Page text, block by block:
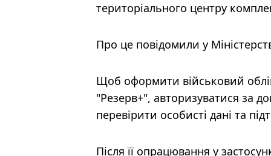
територіального центру
Про це повідомили у
Щоб оформити військовий
"Резерв+", авторизуватися за
перевірити особисті дані та
Після її опрацювання у